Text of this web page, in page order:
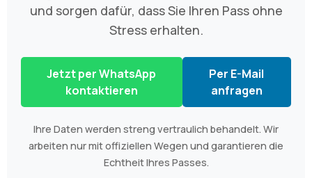
und sorgen dafür, dass Sie Ihren Pass ohne
Stress erhalten.
Jetzt per WhatsApp
kontaktieren
Per E-Mail
anfragen
Ihre Daten werden streng vertraulich behandelt. Wir
arbeiten nur mit offiziellen Wegen und garantieren die
Echtheit Ihres Passes.